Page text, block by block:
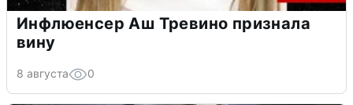
Инфлюенсер Аш Тревино признала
вину
8 августа 0